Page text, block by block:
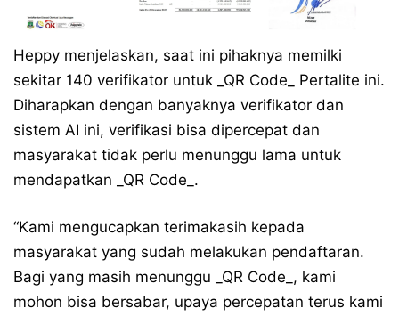
Heppy menjelaskan, saat ini pihaknya memilki
sekitar 140 verifikator untuk _QR Code_ Pertalite ini.
Diharapkan dengan banyaknya verifikator dan
sistem AI ini, verifikasi bisa dipercepat dan
masyarakat tidak perlu menunggu lama untuk
mendapatkan _QR Code_.
“Kami mengucapkan terimakasih kepada
masyarakat yang sudah melakukan pendaftaran.
Bagi yang masih menunggu _QR Code_, kami
mohon bisa bersabar, upaya percepatan terus kami